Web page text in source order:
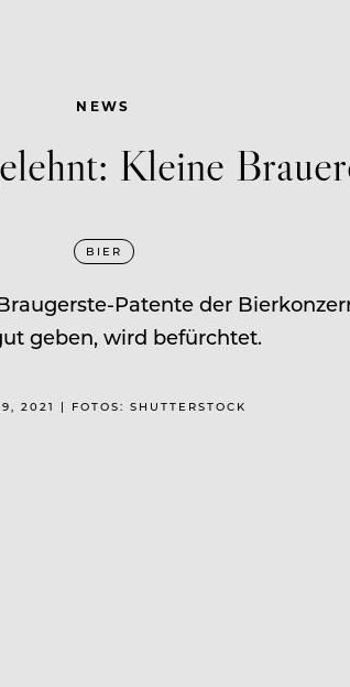
NEWS
Kleine
BIER
Patente der
geben, wird befürchtet.
2021 | FOTOS: SHUTTERSTOCK